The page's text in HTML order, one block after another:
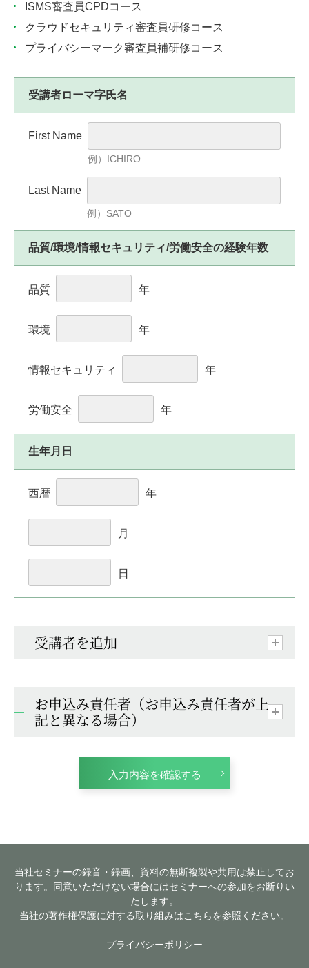
ISMS審査員CPDコース
クラウドセキュリティ審査員研修コース
プライバシーマーク審査員補研修コース
受講者ローマ字氏名
First Name
例）ICHIRO
Last Name
例）SATO
品質/環境/情報セキュリティ/労働安全の経験年数
品質 年
環境 年
情報セキュリティ 年
労働安全 年
生年月日
西暦 年
月
日
受講者を追加
お申込み責任者（お申込み責任者が上
記と異なる場合）
入力内容を確認する
当社セミナーの録音・録画、資料の無断複製や共用は禁止してお
ります。同意いただけない場合にはセミナーへの参加をお断りい
たします。
当社の著作権保護に対する取り組みはこちらを参照ください。
プライバシーポリシー